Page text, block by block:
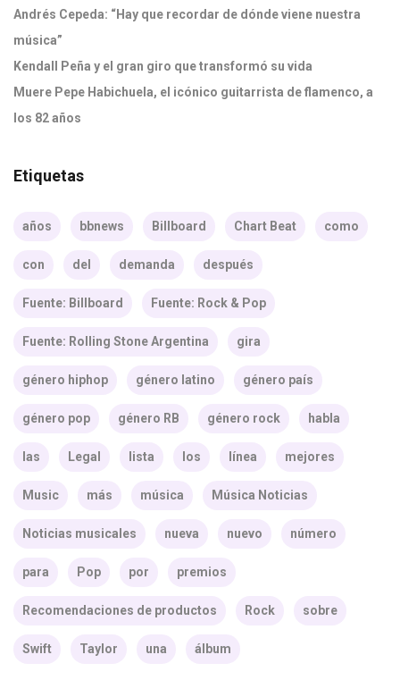
Andrés Cepeda: “Hay que recordar de dónde viene nuestra
música”
Kendall Peña y el gran giro que transformó su vida
Muere Pepe Habichuela, el icónico guitarrista de flamenco, a
los 82 años
Etiquetas
años bbnews Billboard Chart Beat como
con del demanda después
Fuente: Billboard Fuente: Rock & Pop
Fuente: Rolling Stone Argentina gira
género hiphop género latino género país
género pop género RB género rock habla
las Legal lista los línea mejores
Music más música Música Noticias
Noticias musicales nueva nuevo número
para Pop por premios
Recomendaciones de productos Rock sobre
Swift Taylor una álbum